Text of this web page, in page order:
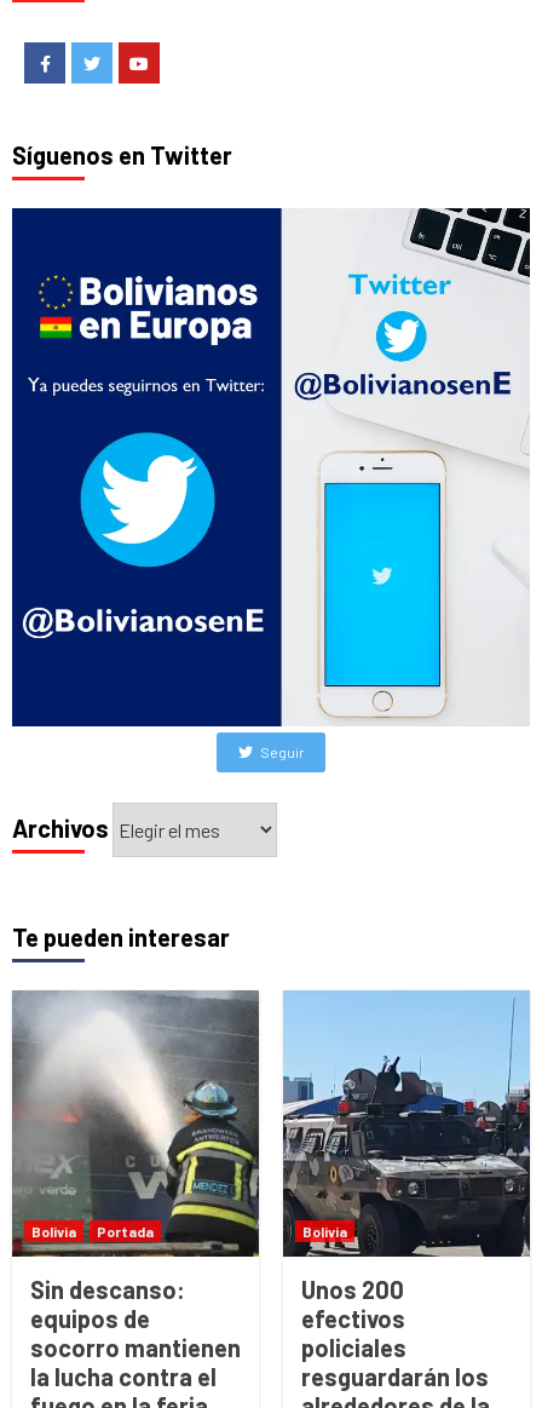
FacebookTwitter
Síguenos en Twitter
Seguir
Archivos
Archivos
Te pueden interesar
Bolivia Portada
Sin descanso:
equipos de
socorro mantienen
la lucha contra el
Bolivia
Unos 200
efectivos
policiales
resguardarán los